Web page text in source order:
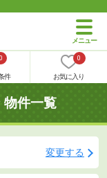
0
件
0
お気に入り
物件一覧
変更する